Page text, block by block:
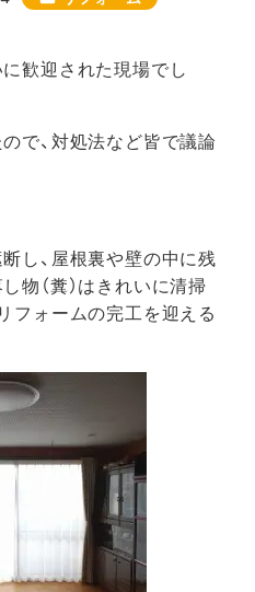
歓迎された現場でし
で、対処法など皆で議論
し、屋根裏や壁の中に残
物（糞）はきれいに清掃
フォームの完工を迎える